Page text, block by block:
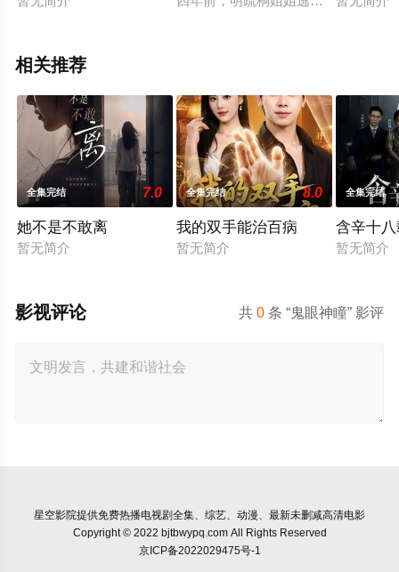
相关推荐
全集完结 7.0
她不是不敢离
暂无简介
全集完结 8.0
我的双手能治百病
暂无简介
全集完结
含辛十
暂无简介
共0 条 “鬼眼神瞳” 影评
影视评论
星空影院提供免费热播电视剧全集、综艺、动漫、最新未删减高清电影
Copyright © 2022 bjtbwypq.com All Rights Reserved
京ICP备2022029475号-1